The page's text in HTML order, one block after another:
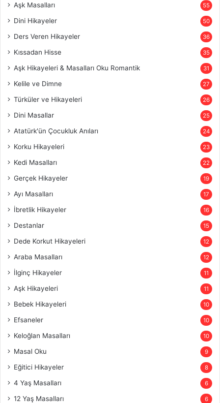
Aşk Masalları 55
Dini Hikayeler 50
Ders Veren Hikayeler 36
Kıssadan Hisse 35
Aşk Hikayeleri & Masalları Oku Romantik 31
Kelile ve Dimne 27
Türküler ve Hikayeleri 26
Dini Masallar 25
Atatürk'ün Çocukluk Anıları 24
Korku Hikayeleri 23
Kedi Masalları 22
Gerçek Hikayeler 19
Ayı Masalları 17
İbretlik Hikayeler 16
Destanlar 15
Dede Korkut Hikayeleri 12
Araba Masalları 12
İlginç Hikayeler 11
Aşk Hikayeleri 11
Bebek Hikayeleri 10
Efsaneler 10
Keloğlan Masalları 10
Masal Oku 9
Eğitici Hikayeler 8
4 Yaş Masalları 6
12 Yaş Masalları 6